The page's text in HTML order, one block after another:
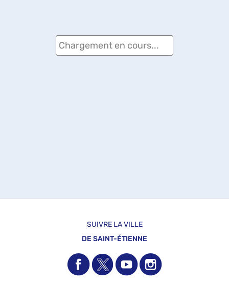
Chargement en cours...
SUIVRE LA VILLE
DE SAINT-ÉTIENNE